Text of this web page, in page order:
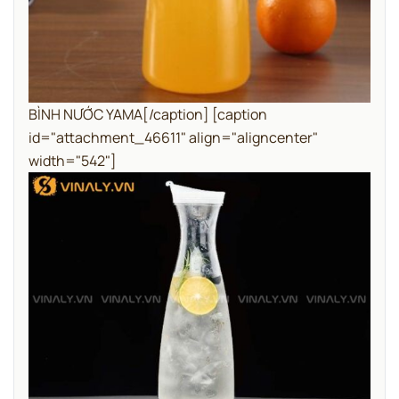
BÌNH NƯỚC YAMA[/caption] [caption
id="attachment_46611" align="aligncenter"
width="542"]